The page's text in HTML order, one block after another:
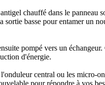
chauffé dans le panneau
basse pour entamer un
pompé vers un échangeur.
d'énergie.
central ou les micro-